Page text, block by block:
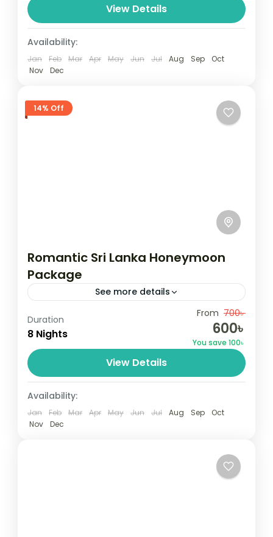
and can involve travel by foot, bicycle,
automobile, train, boat, bus, airplane, or
other...
1 Person
View Details
Availability:
Jan Feb Mar Apr May Jun Jul Aug Sep
Oct
Nov
Dec
14% Off
Romantic Sri Lanka Honeymoon
Package
See more details
Travel is the movement of people between
relatively distant geographical locations,
and can involve travel by foot, bicycle,
automobile, train, boat, bus, airplane, or
other...
Colombo,Maldives,Srilanka
Duration
8 Nights
From 700৳
600৳
You save 100৳
View Details
Availability:
Jan Feb Mar Apr May Jun Jul Aug Sep
Oct
Nov
Dec